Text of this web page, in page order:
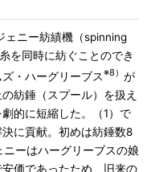
ニー紡績機（spinning
を同時に紡ぐことのでき
・ハーグリーブス※8） が
紡錘（スプール）を扱え
的に短縮した。（1）で
に貢献。初めは紡錘数8
ーはハーグリーブスの娘
価であったため、旧来の